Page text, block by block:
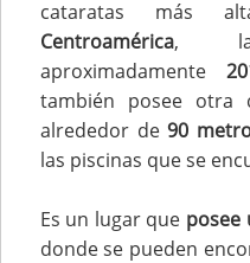
cataratas más
Centroamérica, la
aproximadamente
también posee otra
alrededor de90
las piscinas que se
Es un lugar que posee
donde se pueden